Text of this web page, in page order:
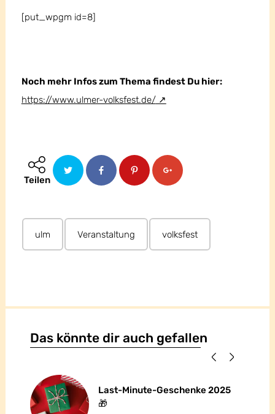
[put_wpgm id=8]
Noch mehr Infos zum Thema findest Du hier:
https://www.ulmer-volksfest.de/
Teilen
ulm Veranstaltung volksfest
Das könnte dir auch gefallen
Last-Minute-Geschenke 2025
🎁
Last-Minute-Geschenke 2025
🎁